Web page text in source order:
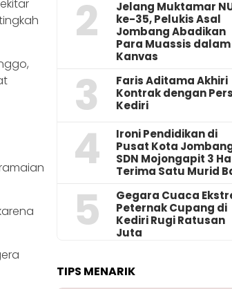
2
Jelang Muktamar
ke-35, Pelukis Asal
Jombang Abadikan
Para Muassis dalam
Kanvas
3
Faris Aditama Akhiri
Kontrak dengan
Kediri
4
Ironi Pendidikan di
Pusat Kota
SDN Mojongapit 3
Terima Satu Murid
5
‎Gegara Cuaca
Peternak Cupang di
Kediri Rugi Ratusan
Juta
TIPS MENARIK